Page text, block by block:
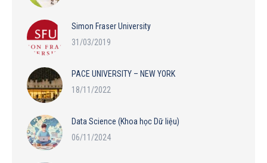
Simon Fraser University
31/03/2019
PACE UNIVERSITY – NEW YORK
18/11/2022
Data Science (Khoa học Dữ liệu)
06/11/2024